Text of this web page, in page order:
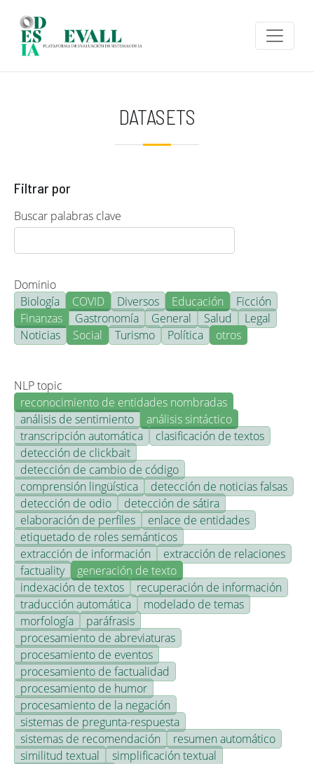
DATASETS
Filtrar por
Buscar palabras clave
Dominio
Biología
COVID Diversos Educación
Ficción
Finanzas
Gastronomía General Salud
Legal
Noticias
Social Turismo Política otros
NLP topic
reconocimiento de entidades nombradas
análisis de sentimiento
análisis sintáctico
transcripción automática
clasificación de textos
detección de clickbait
detección de cambio de código
comprensión lingüística
detección de noticias falsas
detección de odio
detección de sátira
elaboración de perfiles
enlace de entidades
etiquetado de roles semánticos
extracción de información
extracción de relaciones
factuality
generación de texto
indexación de textos
recuperación de información
traducción automática
modelado de temas
morfología
paráfrasis
procesamiento de abreviaturas
procesamiento de eventos
procesamiento de factualidad
procesamiento de humor
procesamiento de la negación
sistemas de pregunta-respuesta
sistemas de recomendación
resumen automático
similitud textual
simplificación textual